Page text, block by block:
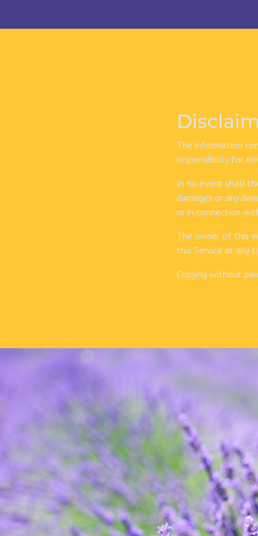
The information
responsibility for
In no event shall
damages or any
or in connection
The owner of this
this Service at any
Copying without